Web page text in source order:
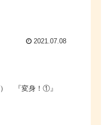
2021.07.08
） 『変身！①』